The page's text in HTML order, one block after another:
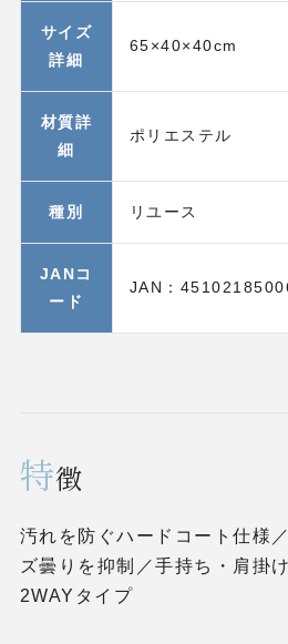
サイズ
詳細
65×40×40cm
材質詳
細
ポリエステル
種別 リユース
JANコ
ード
JAN：
特徴
汚れを防ぐハードコート仕様
ズ曇りを抑制／手持ち・肩掛
2WAYタイプ